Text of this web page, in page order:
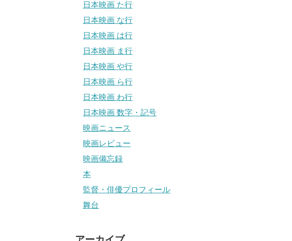
日本映画 た行
日本映画 な行
日本映画 は行
日本映画 ま行
日本映画 や行
日本映画 ら行
日本映画 わ行
日本映画 数字・記号
映画ニュース
映画レビュー
映画備忘録
本
監督・俳優プロフィール
舞台